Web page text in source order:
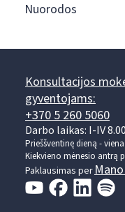
Nuorodos
Konsultacijos
gyventojams:
+370 5 260 5060
Darbo laikas: I-IV
Prieššventinę dieną -
Kiekvieno mėnesio antrą
Paklausimas per